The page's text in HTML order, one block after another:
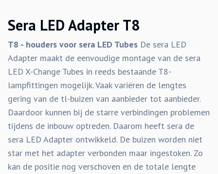
Sera LED Adapter T8
T8 - houders voor sera LED Tubes De sera LED
Adapter maakt de eenvoudige montage van de sera
LED X-Change Tubes in reeds bestaande T8-
lampfittingen mogelijk. Vaak variëren de lengtes
gering van de tl-buizen van aanbieder tot aanbieder.
Daardoor kunnen bij de starre verbindingen problemen
tijdens de inbouw optreden. Daarom heeft sera de
sera LED Adapter ontwikkeld. De buizen worden niet
star met het adapter verbonden maar ingestoken. Zo
kan de positie nog verschoven en de totale lengte